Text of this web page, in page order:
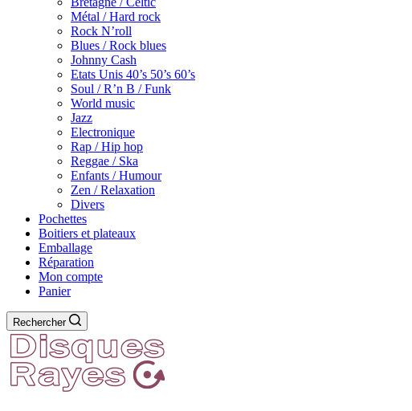
Métal / Hard rock
Rock N’roll
Blues / Rock blues
Johnny Cash
Etats Unis 40’s 50’s 60’s
Soul / R’n B / Funk
World music
Jazz
Electronique
Rap / Hip hop
Reggae / Ska
Enfants / Humour
Zen / Relaxation
Divers
Pochettes
Boitiers et plateaux
Emballage
Réparation
Mon compte
Panier
Rechercher